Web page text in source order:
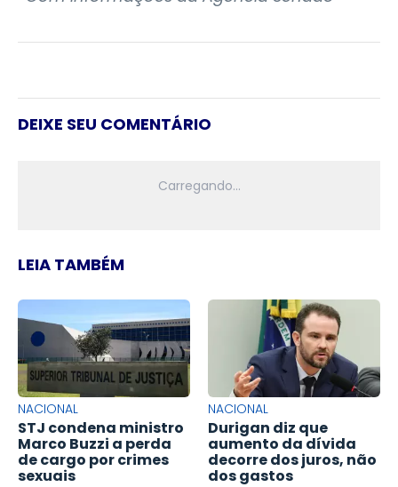
DEIXE SEU COMENTÁRIO
LEIA TAMBÉM
NACIONAL
STJ condena ministro
Marco Buzzi a perda
de cargo por crimes
sexuais
NACIONAL
Durigan diz que
aumento da dívida
decorre dos juros, não
dos gastos